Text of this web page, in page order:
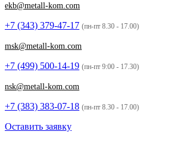
ekb@metall-kom.com
+7 (343) 379-47-17 (пн-пт 8.30 - 17.00)
msk@metall-kom.com
+7 (499) 500-14-19 (пн-пт 9:00 - 17.30)
nsk@metall-kom.com
+7 (383) 383-07-18 (пн-пт 8.30 - 17.00)
Оставить заявку